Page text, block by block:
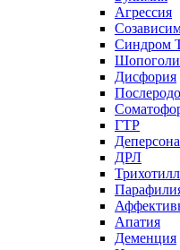
Агрессия
Синдром
Дисфория
ГТР
ДРЛ
Апатия
Деменция